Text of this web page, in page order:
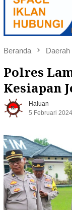
Beranda Daerah
Polres
Kesiapan
Haluan
5 Februari 2024